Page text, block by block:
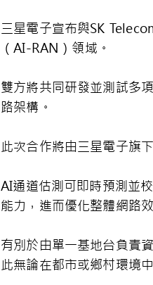
三星電子宣布與SK
（AI-RAN）領域。
雙方將共同研發並測試多
路架構。
此次合作將由三星電子旗
AI通道估測可即時預測並
能力，進而優化整體網路效
有別於由單一基地台負責
此無論在都市或鄉村環境